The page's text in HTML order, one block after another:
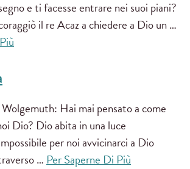
e ti facesse entrare nei suoi piani?
il re Acaz a chiedere a Dio un …
Hai mai pensato a come
Dio? Dio abita in una luce
per noi avvicinarci a Dio
… Per Saperne Di Più